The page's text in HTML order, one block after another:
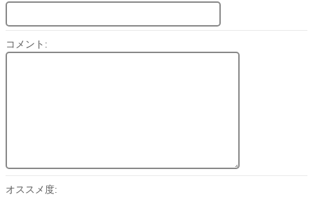
コメント:
オススメ度: